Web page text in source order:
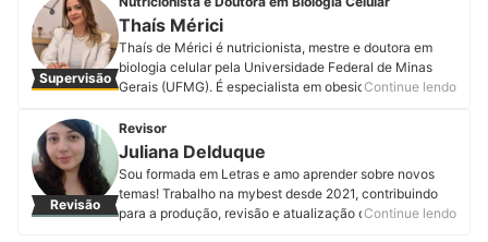
Supervisão
Thaís Mérici
Thaís de Mérici é nutricionista, mestre e doutora em
biologia celular pela Universidade Federal de Minas
Gerais (UFMG). É especialista em obesidade e
fitoterapia. Atua com atendimentos em consultório
desde 2012 e é adepta à escuta empática e à
prescrição de “comida de verdade”. Professora
universitária e mentora acadêmica, sempre lecionou
disciplinas relacionadas à matriz alimentar e seus
constituintes. Ela é grande entusiasta da nutrição
Continue lendo
Revisão
Revisor
Juliana Delduque
Sou formada em Letras e amo aprender sobre novos
temas! Trabalho na mybest desde 2021, contribuindo
para a produção, revisão e atualização de artigos. A
Continue lendo